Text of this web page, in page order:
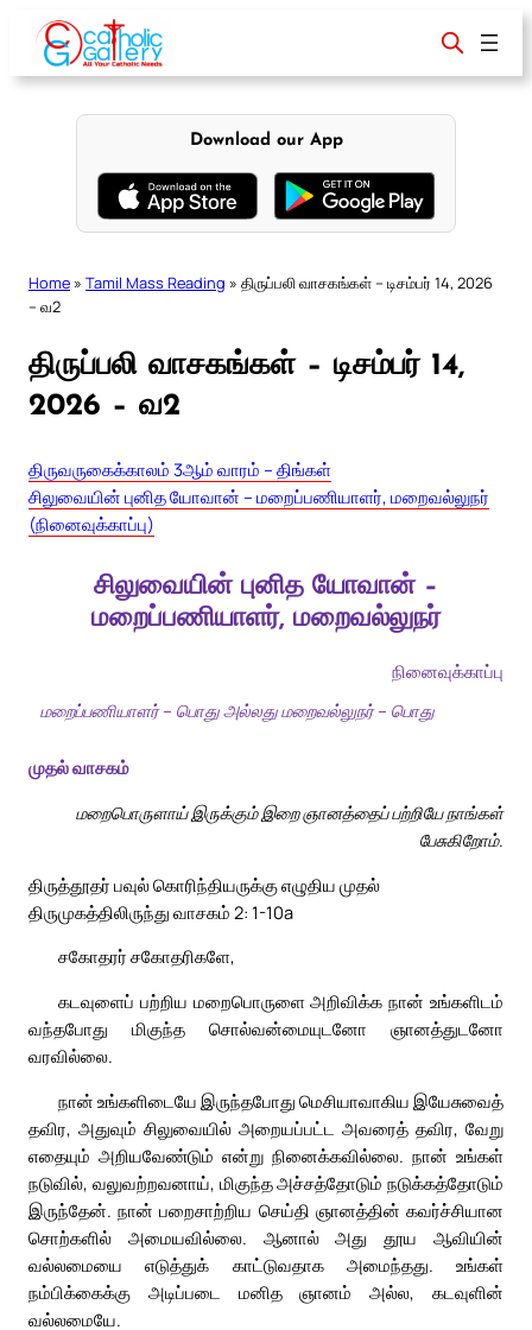
content
Download our App
Home » Tamil Mass Reading » திருப்பலி வாசகங்கள் – டிசம்பர் 14, 2026
– வ2
திருப்பலி வாசகங்கள் – டிசம்பர் 14,
2026 – வ2
திருவருகைக்காலம் 3ஆம் வாரம் – திங்கள்
சிலுவையின் புனித யோவான் – மறைப்பணியாளர், மறைவல்லுநர்
(நினைவுக்காப்பு)
சிலுவையின் புனித யோவான் –
மறைப்பணியாளர், மறைவல்லுநர்
நினைவுக்காப்பு
மறைப்பணியாளர் – பொது அல்லது மறைவல்லுநர் – பொது
முதல் வாசகம்
மறைபொருளாய் இருக்கும் இறை ஞானத்தைப் பற்றியே நாங்கள்
பேசுகிறோம்.
திருத்தூதர் பவுல் கொரிந்தியருக்கு எழுதிய முதல்
திருமுகத்திலிருந்து வாசகம் 2: 1-10a
சகோதரர் சகோதரிகளே,
கடவுளைப் பற்றிய மறைபொருளை அறிவிக்க நான் உங்களிடம்
வந்தபோது மிகுந்த சொல்வன்மையுடனோ ஞானத்துடனோ
வரவில்லை.
நான் உங்களிடையே இருந்தபோது மெசியாவாகிய இயேசுவைத்
தவிர, அதுவும் சிலுவையில் அறையப்பட்ட அவரைத் தவிர, வேறு
எதையும் அறியவேண்டும் என்று நினைக்கவில்லை. நான் உங்கள்
நடுவில், வலுவற்றவனாய், மிகுந்த அச்சத்தோடும் நடுக்கத்தோடும்
இருந்தேன். நான் பறைசாற்றிய செய்தி ஞானத்தின் கவர்ச்சியான
சொற்களில் அமையவில்லை. ஆனால் அது தூய ஆவியின்
வல்லமையை எடுத்துக் காட்டுவதாக அமைந்தது. உங்கள்
நம்பிக்கைக்கு அடிப்படை மனித ஞானம் அல்ல, கடவுளின்
வல்லமையே.